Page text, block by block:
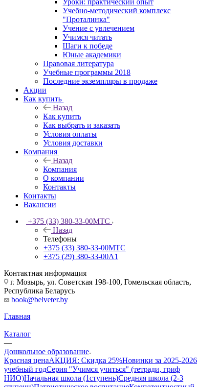
Уроки: практический опыт
Учебно-методический комплекс
"Проталинка"
Учение с увлечением
Учимся читать
Шаги к победе
Юные академики
Правовая литература
Учебные программы 2018
Последние экземпляры в продаже
Акции
Как купить
Назад
Как купить
Как выбрать и заказать
Условия оплаты
Условия доставки
Компания
Назад
Компания
О компании
Контакты
Контакты
Вакансии
+375 (33) 380-33-00МТС
Назад
Телефоны
+375 (33) 380-33-00МТС
+375 (29) 380-33-00А1
Контактная информация
г. Мозырь, ул. Советская 198-100, Гомельская область,
Республика Беларусь
book@belveter.by
Главная
—
Каталог
—
Дошкольное образование
Красная ценаАКЦИЯ: Скидка 25%Новинки за 2025-2026
учебный годСерия "Учимся учиться" (тетради, гриф
НИО)Начальная школа (1ступень)Средняя школа (2-3